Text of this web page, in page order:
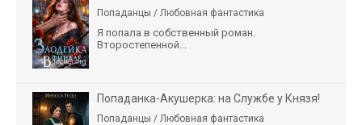
Попаданцы / Любовная фантастика
Я попала в собственный роман.
Второстепенной...
Попаданка-Акушерка: на Службе у Князя!
Попаданцы / Любовная фантастика